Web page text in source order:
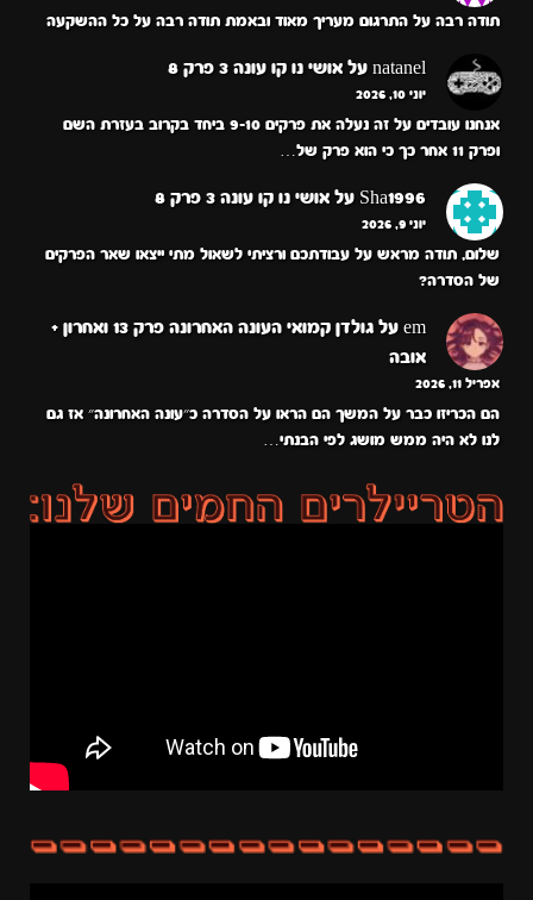
תודה רבה על התרגום מעריך מאוד ובאמת תודה רבה על כל ההשקעה
natanel על אושי נו קו עונה 3 פרק 8
יוני 10, 2026
אנחנו עובדים על זה נעלה את פרקים 9-10 ביחד בקרוב בעזרת השם
ופרק 11 אחר כך כי הוא פרק של…
Sha1996 על אושי נו קו עונה 3 פרק 8
יוני 9, 2026
שלום, תודה מראש על עבודתכם ורציתי לשאול מתי ייצאו שאר הפרקים
של הסדרה?
em על
גולדן קמואי העונה האחרונה פרק 13 ואחרון +
אובה
אפריל 11, 2026
הם הכריזו כבר על המשך הם הראו על הסדרה כ״עונה האחרונה״ אז גם
לנו לא היה ממש מושג לפי הבנתי…